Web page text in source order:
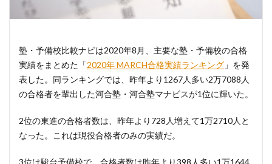
塾・予備校比較ナビは2020年8月、主要な塾・予備校の合格
実績をまとめた「2020年 MARCH合格実績ランキング 」を発
表した。同ランキングでは、昨年より1267人多い2万7088人
の合格者を輩出した河合塾・河合塾マナビスが1位に輝いた。
2位の東進の合格者数は、昨年より728人増えて1万2710人と
なった。これは現役合格者のみの実績だ。
3位は駿台予備校で、合格者数は昨年より398人多い1万1644